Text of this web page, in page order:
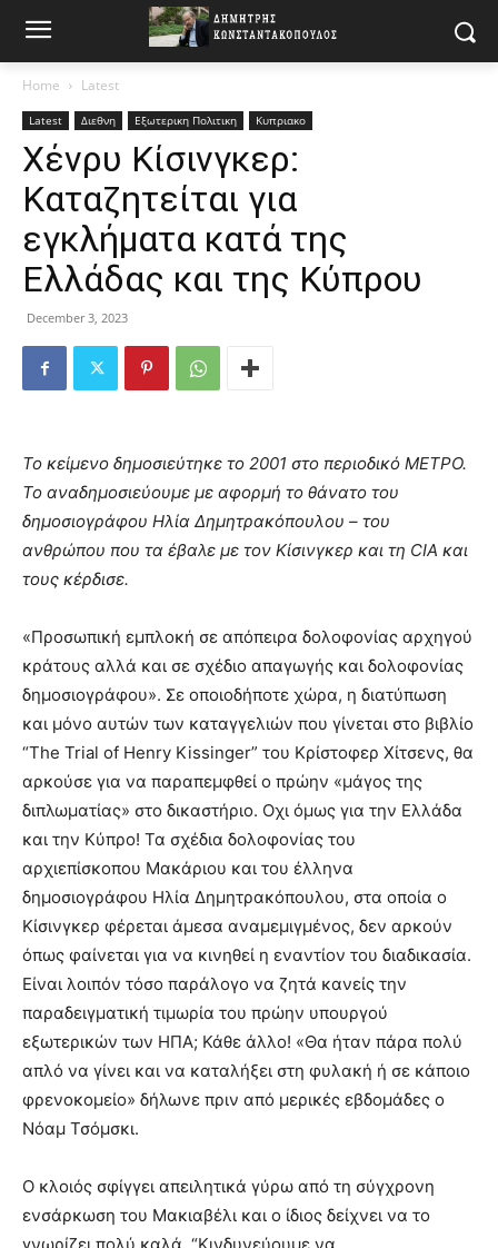
Home Latest
Latest Διεθνη Εξωτερικη Πολιτικη Κυπριακο
Χένρυ Κίσινγκερ:
Καταζητείται για
εγκλήματα κατά της
Ελλάδας και της Κύπρου
December 3, 2023
Το κείμενο δημοσιεύτηκε το 2001 στο περιοδικό ΜΕΤΡΟ.
Το αναδημοσιεύουμε με αφορμή το θάνατο του
δημοσιογράφου Ηλία Δημητρακόπουλου – του
ανθρώπου που τα έβαλε με τον Κίσινγκερ και τη CIA και
τους κέρδισε.
«Προσωπική εμπλοκή σε απόπειρα δολοφονίας αρχηγού
κράτους αλλά και σε σχέδιο απαγωγής και δολοφονίας
δημοσιογράφου». Σε οποιοδήποτε χώρα, η διατύπωση
και μόνο αυτών των καταγγελιών που γίνεται στο βιβλίο
“The Trial of Henry Kissinger” του Κρίστοφερ Χίτσενς, θα
αρκούσε για να παραπεμφθεί ο πρώην «μάγος της
διπλωματίας» στο δικαστήριο. Οχι όμως για την Ελλάδα
και την Κύπρο! Τα σχέδια δολοφονίας του
αρχιεπίσκοπου Μακάριου και του έλληνα
δημοσιογράφου Ηλία Δημητρακόπουλου, στα οποία ο
Κίσινγκερ φέρεται άμεσα αναμεμιγμένος, δεν αρκούν
όπως φαίνεται για να κινηθεί η εναντίον του διαδικασία.
Είναι λοιπόν τόσο παράλογο να ζητά κανείς την
παραδειγματική τιμωρία του πρώην υπουργού
εξωτερικών των ΗΠΑ; Κάθε άλλο! «Θα ήταν πάρα πολύ
απλό να γίνει και να καταλήξει στη φυλακή ή σε κάποιο
φρενοκομείο» δήλωνε πριν από μερικές εβδομάδες ο
Νόαμ Τσόμσκι.
Ο κλοιός σφίγγει απειλητικά γύρω από τη σύγχρονη
ενσάρκωση του Μακιαβέλι και ο ίδιος δείχνει να το